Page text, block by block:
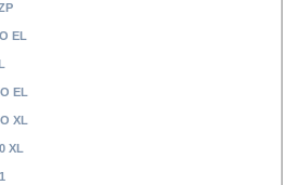
EL
EL
XL
XL